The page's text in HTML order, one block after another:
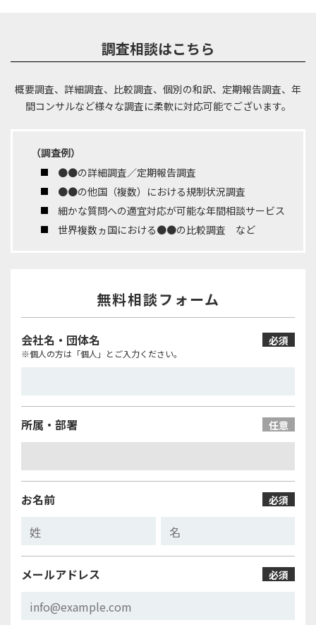
調査相談はこちら
概要調査、詳細調査、比較調査、個別の和訳、定期報告調査、年
間コンサルなど様々な調査に柔軟に対応可能でございます。
（調査例）
●●の詳細調査／定期報告調査
●●の他国（複数）における規制状況調査
細かな質問への適宜対応が可能な年間相談サービス
世界複数ヵ国における●●の比較調査 など
無料相談フォーム
会社名・団体名 必須
※個人の方は「個人」とご入力ください。
所属・部署 任意
お名前 必須
メールアドレス 必須